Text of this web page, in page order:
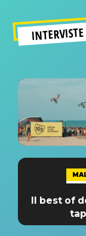
INTERVISTE
Il best of